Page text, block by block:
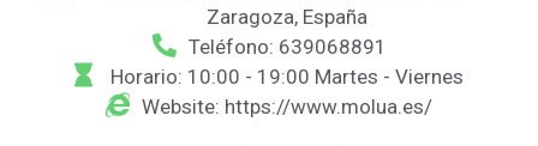
Zaragoza, España
Teléfono: 639068891
Horario: 10:00 - 19:00 Martes - Viernes
Website: https://www.molua.es/